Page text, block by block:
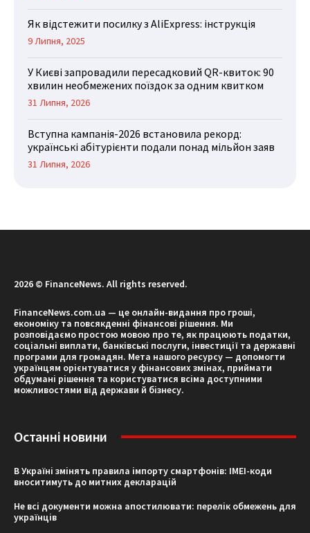
Як відстежити посилку з AliExpress: інструкція
9 Липня, 2025
У Києві запровадили пересадковий QR-квиток: 90
хвилин необмежених поїздок за одним квитком
31 Липня, 2026
Вступна кампанія-2026 встановила рекорд:
українські абітурієнти подали понад мільйон заяв
31 Липня, 2026
2026 © FinanceNews. All rights reserved.
FinanceNews.com.ua — це онлайн-видання про гроші,
економіку та повсякденні фінансові рішення. Ми
розповідаємо простою мовою про те, як працюють податки,
соціальні виплати, банківські послуги, інвестиції та державні
програми для громадян. Мета нашого ресурсу — допомогти
українцям орієнтуватися у фінансових змінах, приймати
обдумані рішення та користуватися всіма доступними
можливостями від держави й бізнесу.
Останні новини
В Україні змінять правила імпорту смартфонів: IMEI-коди
вноситимуть до митних декларацій
Не всі документи можна апостилювати: перелік обмежень для
українців